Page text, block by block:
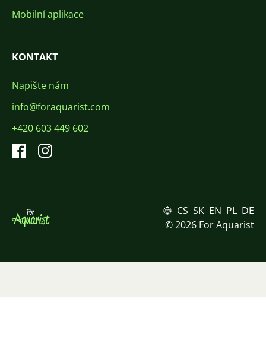
Mobilní aplikace
KONTAKT
Napište nám
info@foraquarist.com
+420 603 449 602
CS SK EN PL DE
© 2026 For Aquarist